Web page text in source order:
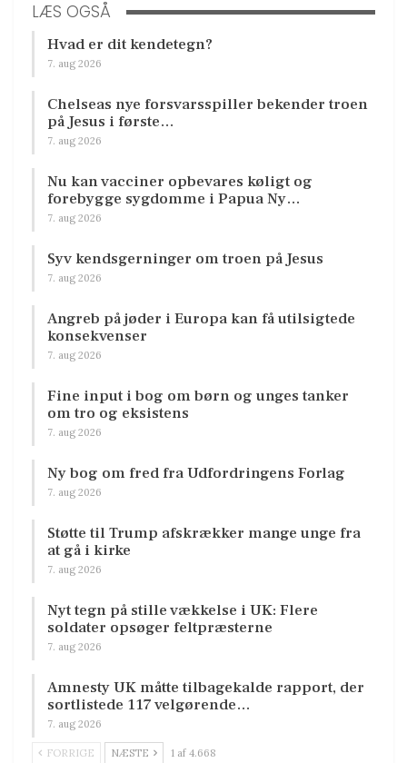
LÆS OGSÅ
Hvad er dit kendetegn?
7. aug 2026
Chelseas nye forsvarsspiller bekender troen
på Jesus i første…
7. aug 2026
Nu kan vacciner opbevares køligt og
forebygge sygdomme i Papua Ny…
7. aug 2026
Syv kendsgerninger om troen på Jesus
7. aug 2026
Angreb på jøder i Europa kan få utilsigtede
konsekvenser
7. aug 2026
Fine input i bog om børn og unges tanker
om tro og eksistens
7. aug 2026
Ny bog om fred fra Udfordringens Forlag
7. aug 2026
Støtte til Trump afskrækker mange unge fra
at gå i kirke
7. aug 2026
Nyt tegn på stille vækkelse i UK: Flere
soldater opsøger feltpræsterne
7. aug 2026
Amnesty UK måtte tilbagekalde rapport, der
sortlistede 117 velgørende…
7. aug 2026
FORRIGE NÆSTE 1 af 4.668